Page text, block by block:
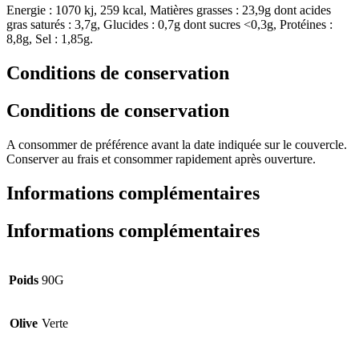
Energie : 1070 kj, 259 kcal, Matières grasses : 23,9g dont acides
gras saturés : 3,7g, Glucides : 0,7g dont sucres <0,3g, Protéines :
8,8g, Sel : 1,85g.
Conditions de conservation
Conditions de conservation
A consommer de préférence avant la date indiquée sur le couvercle.
Conserver au frais et consommer rapidement après ouverture.
Informations complémentaires
Informations complémentaires
Poids 90G
Olive Verte